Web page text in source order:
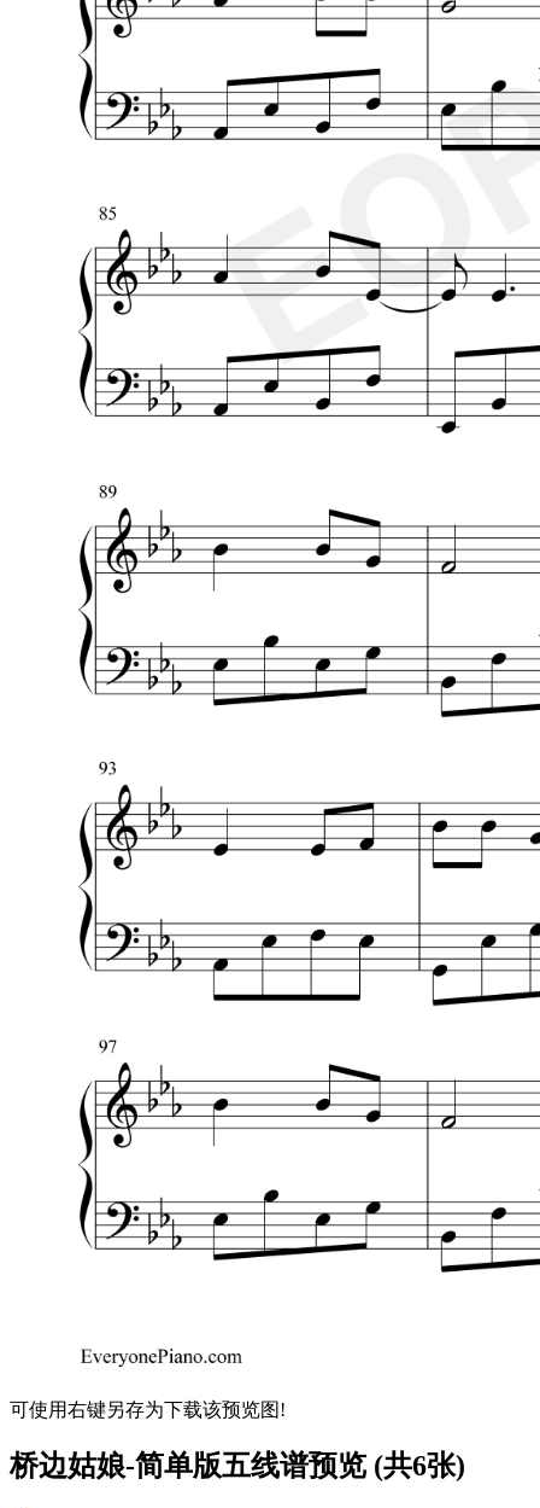
可使用右键另存为下载该预览图!
桥边姑娘-简单版五线谱预览 (共6张)